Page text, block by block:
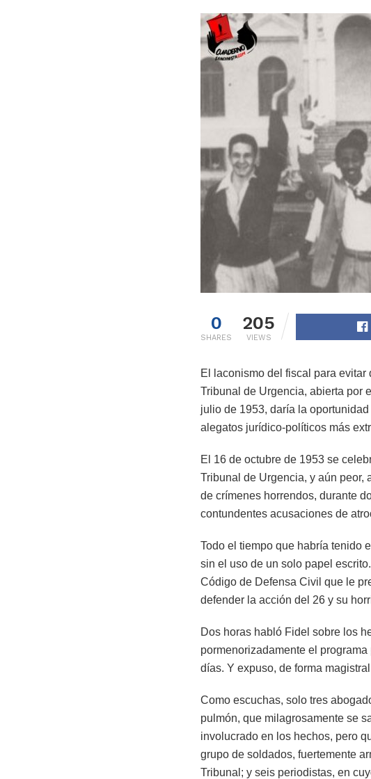
0
SHARES
205
VIEWS
El laconismo del fiscal para
Tribunal de Urgencia, abierta por
julio de 1953, daría la
alegatos jurídico-políticos más
El 16 de octubre de 1953 se
Tribunal de Urgencia, y aún peor,
de crímenes horrendos, durante
contundentes acusaciones de
Todo el tiempo que habría tenido
sin el uso de un solo papel
Código de Defensa Civil que le
defender la acción del 26 y su
Dos horas habló Fidel sobre los
pormenorizadamente el
días. Y expuso, de forma
Como escuchas, solo tres
pulmón, que milagrosamente se
involucrado en los hechos, pero
grupo de soldados, fuertemente
Tribunal; y seis periodistas, en